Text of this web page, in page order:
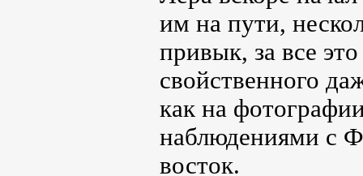
им на пути,
привык, за все
свойственного
как на
наблюдениями с
восток.